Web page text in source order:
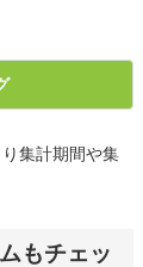
集計期間や集
もチェッ